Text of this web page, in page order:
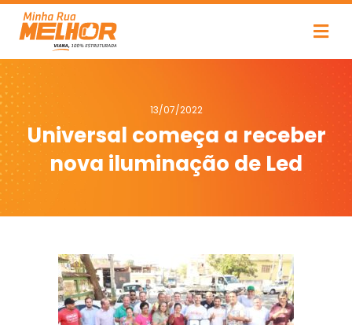
13/07/2022
Universal começa a receber
nova iluminação de Led